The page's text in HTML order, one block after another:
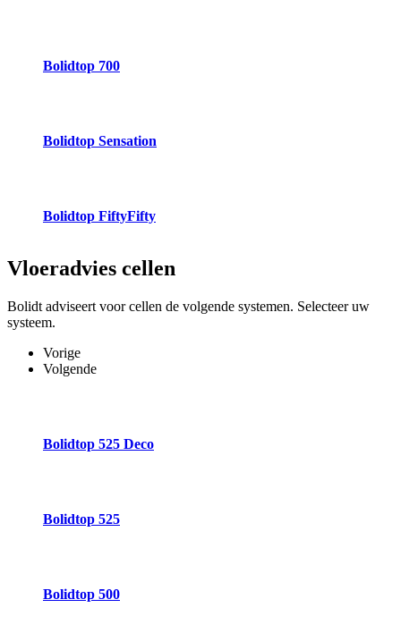
Bolidtop 700
Bolidtop Sensation
Bolidtop FiftyFifty
Vloeradvies cellen
Bolidt adviseert voor cellen de volgende systemen. Selecteer uw
systeem.
Vorige
Volgende
Bolidtop 525 Deco
Bolidtop 525
Bolidtop 500